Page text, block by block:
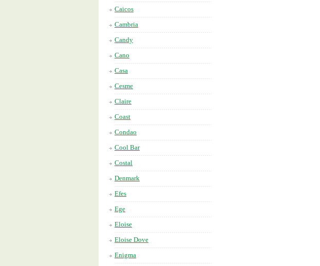
Caicos
Cambria
Candy
Cano
Casa
Cesme
Claire
Coast
Condao
Cool Bar
Costal
Denmark
Efes
Ege
Eloise
Eloise Dove
Enigma